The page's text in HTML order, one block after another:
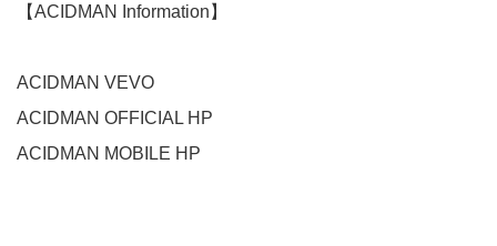
【ACIDMAN Information】
ACIDMAN VEVO
ACIDMAN OFFICIAL HP
ACIDMAN MOBILE HP